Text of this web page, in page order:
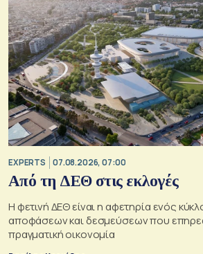
EXPERTS 07.08.2026, 07:00
Από τη ΔΕΘ στις εκλογές
Η φετινή ΔΕΘ είναι η αφετηρία ενός
αποφάσεων και δεσμεύσεων που
πραγματική οικονομία